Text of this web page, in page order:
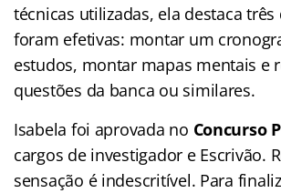
técnicas utilizadas, ela destaca
foram efetivas: montar um
estudos, montar mapas mentais e
questões da banca ou similares.
Isabela foi aprovada no Concurso
cargos de investigador e Escrivão.
sensação é indescritível. Para